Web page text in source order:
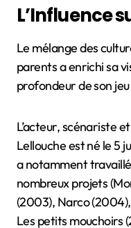
L’Influence
Le mélange des
parents a enrichi sa
profondeur de son
L’acteur, scénariste
Lellouche est né le 5
a notamment
nombreux projets
(2003), Narco
Les petits mouchoirs